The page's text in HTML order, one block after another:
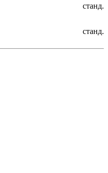
станд.
станд.